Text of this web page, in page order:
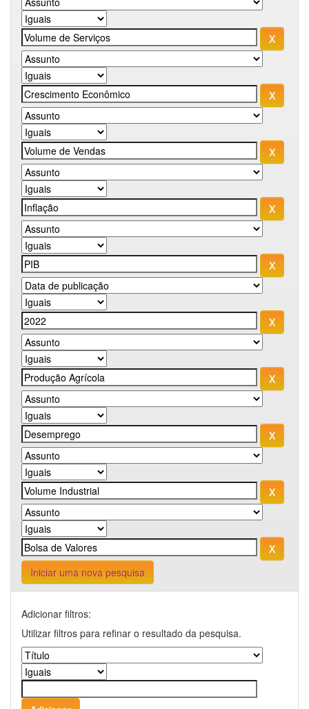
Iniciar uma nova pesquisa
Adicionar filtros:
Utilizar filtros para refinar o resultado da pesquisa.